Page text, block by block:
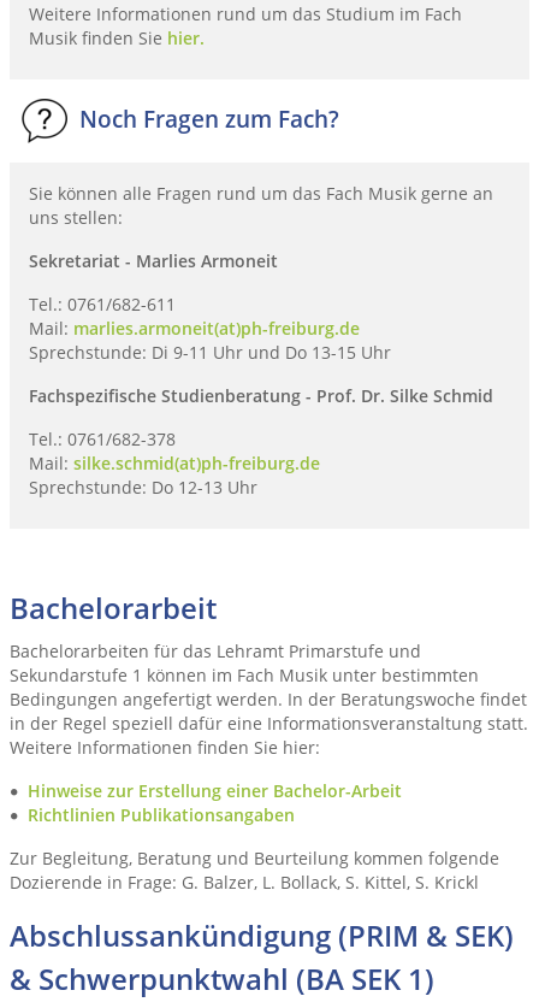
Weitere Informationen rund um das Studium im Fach
Musik finden Sie hier.
Noch Fragen zum Fach?
Sie können alle Fragen rund um das Fach Musik gerne an
uns stellen:
Sekretariat - Marlies Armoneit
Tel.: 0761/682-611
Mail: marlies.armoneit(at)ph-freiburg.de
Sprechstunde: Di 9-11 Uhr und Do 13-15 Uhr
Fachspezifische Studienberatung - Prof. Dr. Silke Schmid
Tel.: 0761/682-378
Mail: silke.schmid(at)ph-freiburg.de
Sprechstunde: Do 12-13 Uhr
Bachelorarbeit
Bachelorarbeiten für das Lehramt Primarstufe und
Sekundarstufe 1 können im Fach Musik unter bestimmten
Bedingungen angefertigt werden. In der Beratungswoche findet
in der Regel speziell dafür eine Informationsveranstaltung statt.
Weitere Informationen finden Sie hier:
Hinweise zur Erstellung einer Bachelor-Arbeit
Richtlinien Publikationsangaben
Zur Begleitung, Beratung und Beurteilung kommen folgende
Dozierende in Frage: G. Balzer, L. Bollack, S. Kittel, S. Krickl
Abschlussankündigung (PRIM & SEK)
& Schwerpunktwahl (BA SEK 1)